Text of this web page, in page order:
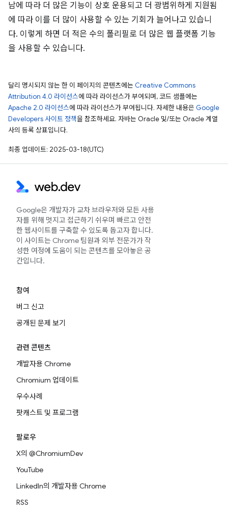
남에 따라 더 많은 기능이 상호 운용되고 더 광범위하게 지원됨
에 따라 이를 더 많이 사용할 수 있는 기회가 늘어나고 있습니
다. 이렇게 하면 더 적은 수의 폴리필로 더 많은 웹 플랫폼 기능
을 사용할 수 있습니다.
달리 명시되지 않는 한 이 페이지의 콘텐츠에는 Creative Commons
Attribution 4.0 라이선스에 따라 라이선스가 부여되며, 코드 샘플에는
Apache 2.0 라이선스에 따라 라이선스가 부여됩니다. 자세한 내용은 Google
Developers 사이트 정책을 참조하세요. 자바는 Oracle 및/또는 Oracle 계열
사의 등록 상표입니다.
최종 업데이트: 2025-03-18(UTC)
Google은 개발자가 교차 브라우저와 모든 사용
자를 위해 멋지고 접근하기 쉬우며 빠르고 안전
한 웹사이트를 구축할 수 있도록 돕고자 합니다.
이 사이트는 Chrome 팀원과 외부 전문가가 작
성한 여정에 도움이 되는 콘텐츠를 모아놓은 공
간입니다.
참여
버그 신고
공개된 문제 보기
관련 콘텐츠
개발자용 Chrome
Chromium 업데이트
우수사례
팟캐스트 및 프로그램
팔로우
X의 @ChromiumDev
YouTube
LinkedIn의 개발자용 Chrome
RSS